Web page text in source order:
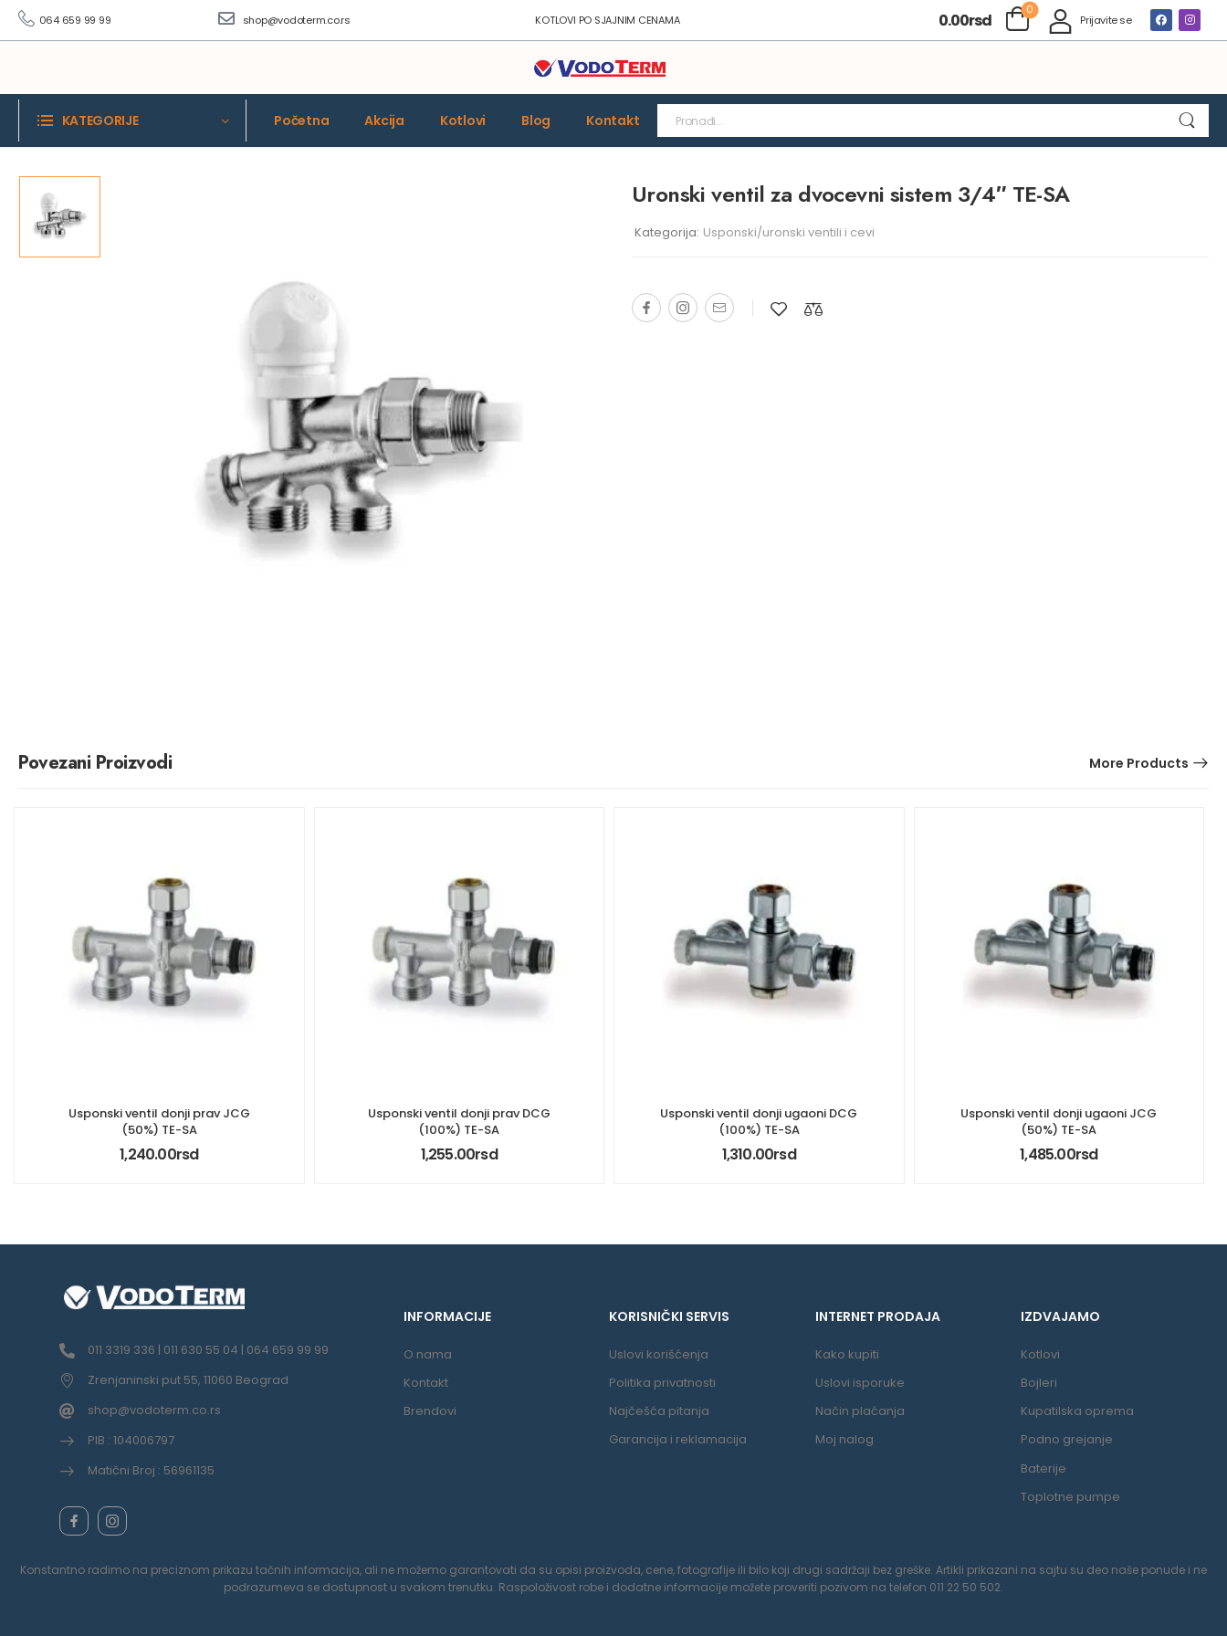
064 659 99 99 shop@vodoterm.co.rs KOTLOVI PO SJAJNIM CENAMA 0.00rsd
0
Prijavite se
KATEGORIJE Početna Akcija Kotlovi Blog Kontakt
Uronski ventil za dvocevni sistem 3/4″ TE-SA
Kategorija: Usponski/uronski ventili i cevi
Povezani Proizvodi More Products
Usponski ventil donji prav JCG
(50%) TE-SA
1,240.00rsd
Usponski ventil donji prav DCG
(100%) TE-SA
1,255.00rsd
Usponski ventil donji ugaoni DCG
(100%) TE-SA
1,310.00rsd
Usponski ventil donji ugaoni JCG
(50%) TE-SA
1,485.00rsd
011 3319 336 | 011 630 55 04 | 064 659 99 99
Zrenjaninski put 55, 11060 Beograd
shop@vodoterm.co.rs
PIB : 104006797
Matični Broj : 56961135
INFORMACIJE
O nama
Kontakt
Brendovi
KORISNIČKI SERVIS
Uslovi korišćenja
Politika privatnosti
Najčešća pitanja
Garancija i reklamacija
INTERNET PRODAJA
Kako kupiti
Uslovi isporuke
Način plaćanja
Moj nalog
IZDVAJAMO
Kotlovi
Bojleri
Kupatilska oprema
Podno grejanje
Baterije
Toplotne pumpe
Konstantno radimo na preciznom prikazu tačnih informacija, ali ne možemo garantovati da su opisi proizvoda, cene, fotografije ili bilo koji drugi sadržaji bez greške. Artikli prikazani na sajtu su deo naše ponude i ne
podrazumeva se dostupnost u svakom trenutku. Raspoloživost robe i dodatne informacije možete proveriti pozivom na telefon 011 22 50 502.